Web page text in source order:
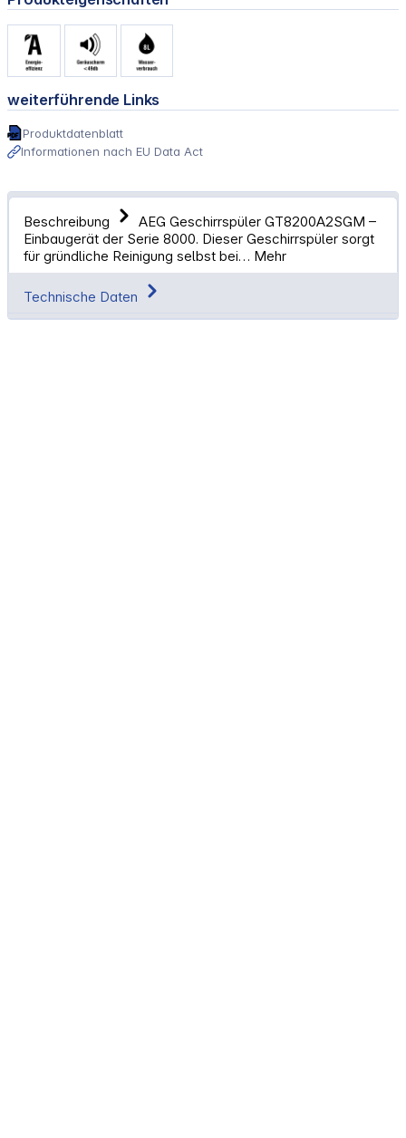
weiterführende Links
Produktdatenblatt
Informationen nach EU Data Act
Beschreibung
AEG Geschirrspüler GT8200A2SGM –
Einbaugerät der Serie 8000. Dieser Geschirrspüler sorgt
für gründliche Reinigung selbst bei… Mehr
Technische Daten